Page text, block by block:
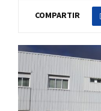
COMPARTIR